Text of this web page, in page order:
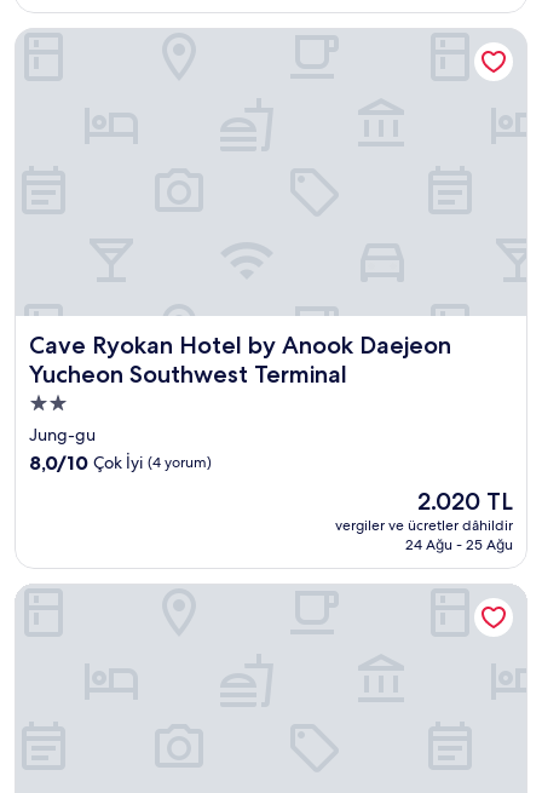
(752
yorum)
Cave Ryokan Hotel by Anook Daejeon
Yucheon Southwest Terminal
Cave Ryokan Hotel by Anook Daejeon Yucheon
2.0
yıldızlı
konaklama
Jung-gu
10
(4
yorum)
8,0/10 Çok İyi (4 yorum)
Güncel
fiyat:
2.020 TL
2.020 TL
vergiler ve ücretler dâhildir
24 Ağu - 25 Ağu
Cave Ryokan Hotel by Anook Daejeon Yucheon Southwest
Workers Hotel Daejeon by Anook